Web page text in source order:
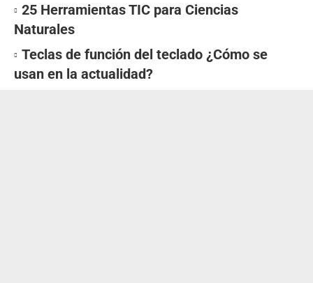
25 Herramientas TIC para Ciencias
Naturales
Teclas de función del teclado ¿Cómo se
usan en la actualidad?